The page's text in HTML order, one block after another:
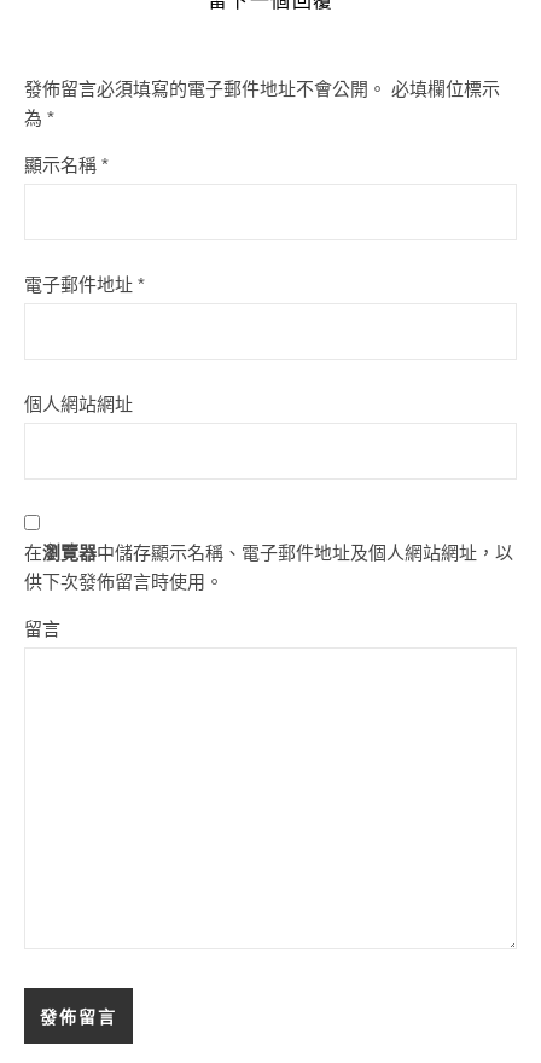
發佈留言必須填寫的電子郵件地址不會公開。 必填欄位標示
為 *
顯示名稱 *
電子郵件地址 *
個人網站網址
在瀏覽器中儲存顯示名稱、電子郵件地址及個人網站網址，以
供下次發佈留言時使用。
留言